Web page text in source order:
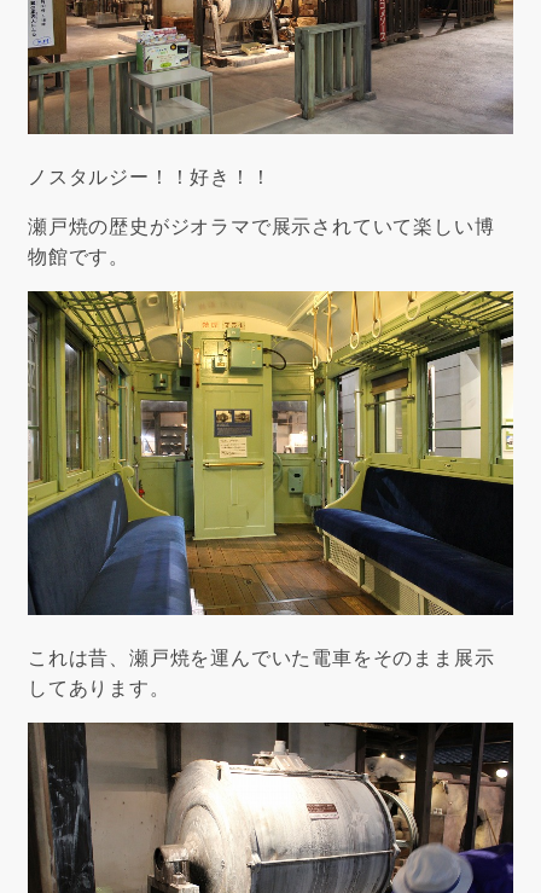
ノスタルジー！！好き！！
瀬戸焼の歴史がジオラマで展示されていて楽しい博
物館です。
これは昔、瀬戸焼を運んでいた電車をそのまま展示
してあります。